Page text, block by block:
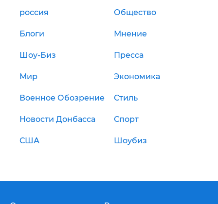
россия Общество
Блоги Мнение
Шоу-Биз Пресса
Мир Экономика
Военное Обозрение Стиль
Новости Донбасса Спорт
США Шоубиз